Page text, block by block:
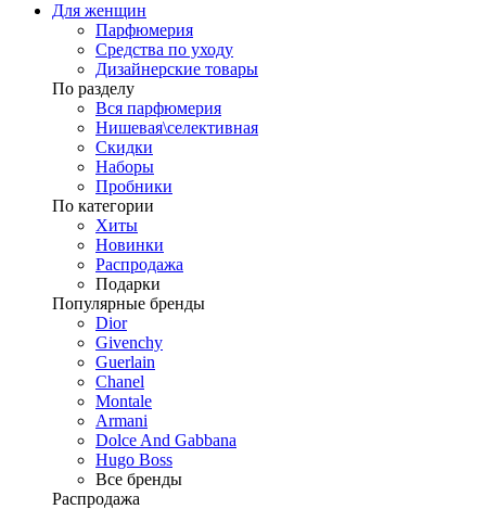
Для женщин
Парфюмерия
Средства по уходу
Дизайнерские товары
По разделу
Вся парфюмерия
Нишевая\селективная
Скидки
Наборы
Пробники
По категории
Хиты
Новинки
Распродажа
Подарки
Популярные бренды
Dior
Givenchy
Guerlain
Chanel
Montale
Armani
Dolce And Gabbana
Hugo Boss
Все бренды
Распродажа